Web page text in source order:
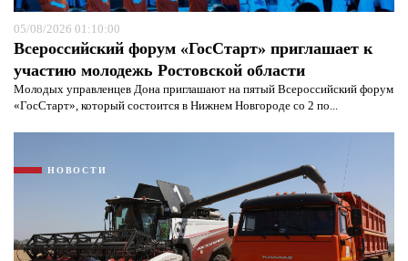
05/08/2026 01:10:00
Всероссийский форум «ГосСтарт» приглашает к
участию молодежь Ростовской области
Молодых управленцев Дона приглашают на пятый Всероссийский форум
«ГосСтарт», который состоится в Нижнем Новгороде со 2 по...
НОВОСТИ